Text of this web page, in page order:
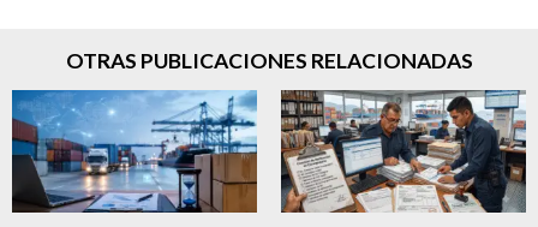
OTRAS PUBLICACIONES RELACIONADAS